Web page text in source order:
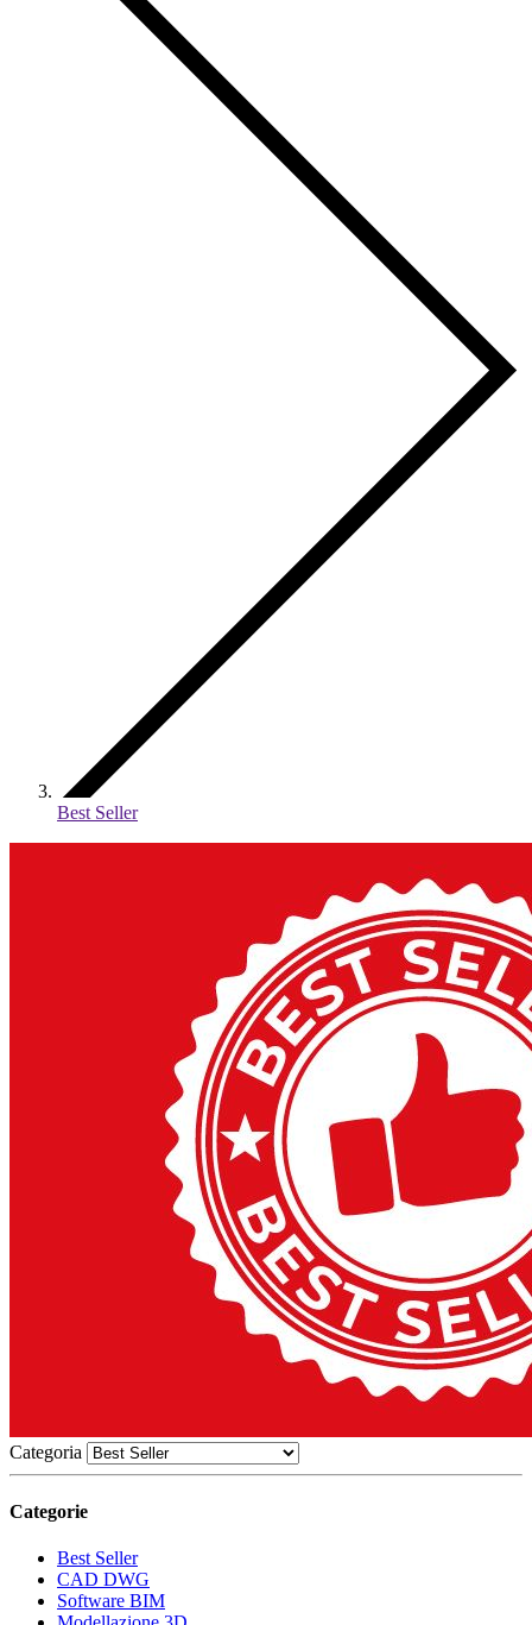
Best Seller
Categoria
Categorie
Best Seller
CAD DWG
Software BIM